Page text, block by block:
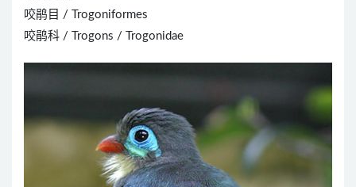
咬鹃目 / Trogoniformes
咬鹃科 / Trogons / Trogonidae